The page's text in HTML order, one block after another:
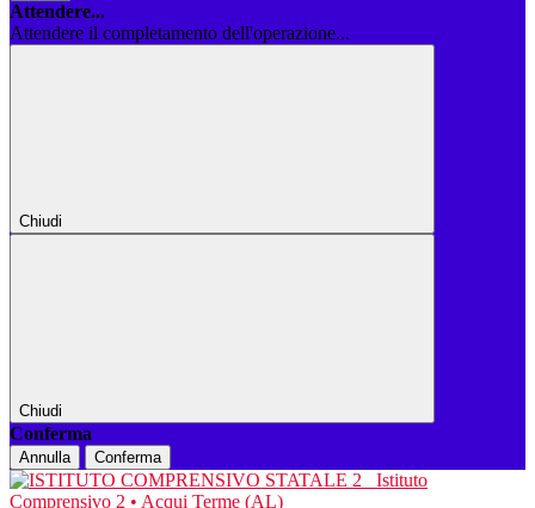
Attendere...
Attendere il completamento dell'operazione...
Chiudi
Chiudi
Conferma
Annulla Conferma
Istituto
Comprensivo 2 • Acqui Terme (AL)